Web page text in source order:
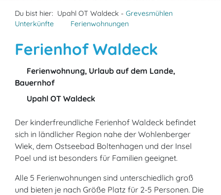
Du bist hier: Upahl OT Waldeck - Grevesmühlen
Unterkünfte
Ferienwohnungen
Ferienhof Waldeck
Ferienwohnung, Urlaub auf dem Lande,
Bauernhof
Upahl OT Waldeck
Der kinderfreundliche Ferienhof Waldeck befindet
sich in ländlicher Region nahe der Wohlenberger
Wiek, dem Ostseebad Boltenhagen und der Insel
Poel und ist besonders für Familien geeignet.
Alle 5 Ferienwohnungen sind unterschiedlich groß
und bieten je nach Größe Platz für 2-5 Personen. Die